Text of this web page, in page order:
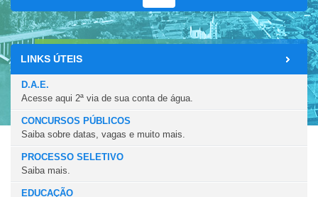
LINKS ÚTEIS
D.A.E.
Acesse aqui 2ª via de sua conta de água.
CONCURSOS PÚBLICOS
Saiba sobre datas, vagas e muito mais.
PROCESSO SELETIVO
Saiba mais.
EDUCAÇÃO